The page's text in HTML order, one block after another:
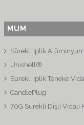
MUM
Sürekli İplik
Unishell®
Sürekli İplik Teneke
CandlePlug
70G Sürekli Dişli Vidalı